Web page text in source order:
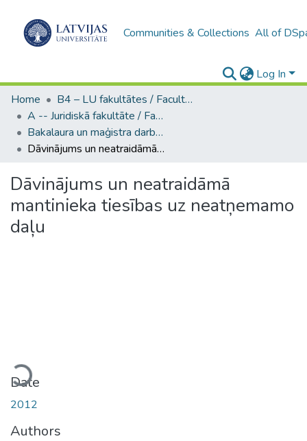
Communities & Collections All of
Log In
Home
B4 – LU fakultātes / Faculties of the UL
A -- Juridiskā fakultāte / Faculty of Law
Bakalaura un maģistra darbi (JF) / Bachelor's and Master's theses
Dāvinājums un neatraidāmā mantinieka tiesības uz neatņemamo daļu
Dāvinājums un neatraidāmā
mantinieka tiesības uz neatņemamo
daļu
Loading...
Date
2012
Authors